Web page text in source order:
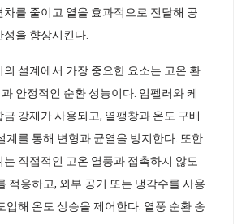
차를 줄이고 열을 효과적으로 전달해 공
을 향상시킨다.
의 설계에서 가장 중요한 요소는 고온 환
안정적인 순환 성능이다. 임펠러와 케
강재가 사용되고, 열팽창과 온도 구배
계를 통해 변형과 균열을 방지한다. 또한
는 직접적인 고온 열풍과 접촉하지 않도
적용하고, 외부 공기 또는 냉각수를 사용
입해 온도 상승을 제어한다. 열풍 순환 송